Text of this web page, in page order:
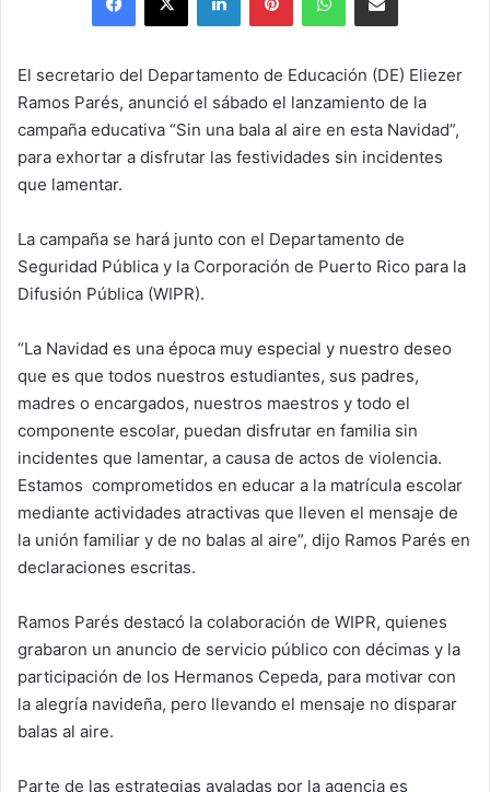
El secretario del Departamento de Educación (DE) Eliezer
Ramos Parés, anunció el sábado el lanzamiento de la
campaña educativa “Sin una bala al aire en esta Navidad”,
para exhortar a disfrutar las festividades sin incidentes
que lamentar.
La campaña se hará junto con el Departamento de
Seguridad Pública y la Corporación de Puerto Rico para la
Difusión Pública (WIPR).
“La Navidad es una época muy especial y nuestro deseo
que es que todos nuestros estudiantes, sus padres,
madres o encargados, nuestros maestros y todo el
componente escolar, puedan disfrutar en familia sin
incidentes que lamentar, a causa de actos de violencia.
Estamos comprometidos en educar a la matrícula escolar
mediante actividades atractivas que lleven el mensaje de
la unión familiar y de no balas al aire”, dijo Ramos Parés en
declaraciones escritas.
Ramos Parés destacó la colaboración de WIPR, quienes
grabaron un anuncio de servicio público con décimas y la
participación de los Hermanos Cepeda, para motivar con
la alegría navideña, pero llevando el mensaje no disparar
balas al aire.
Parte de las estrategias avaladas por la agencia es